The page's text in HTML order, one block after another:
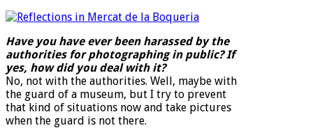
Have you have ever been harassed by the
authorities for photographing in public? If
yes, how did you deal with it?
No, not with the authorities. Well, maybe with
the guard of a museum, but I try to prevent
that kind of situations now and take pictures
when the guard is not there.